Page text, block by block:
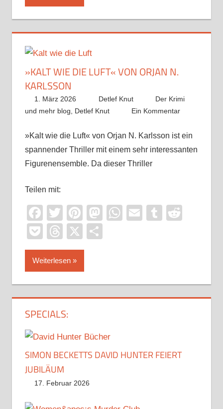
»KALT WIE DIE LUFT« VON ORJAN N.
KARLSSON
1. März 2026 Detlef Knut
Der Krimi
und mehr blog
Detlef Knut Ein Kommentar
»Kalt wie die Luft« von Orjan N. Karlsson ist ein
spannender Thriller mit einem sehr interessanten
Figurenensemble. Da dieser Thriller
Teilen mit:
Facebook
TwitterPinterest
Mastodon
WhatsApp
EmailTumblr
PocketThreads
X
Weiterlesen
SPECIALS:
SIMON BECKETTS DAVID HUNTER FEIERT
JUBILÄUM
17. Februar 2026